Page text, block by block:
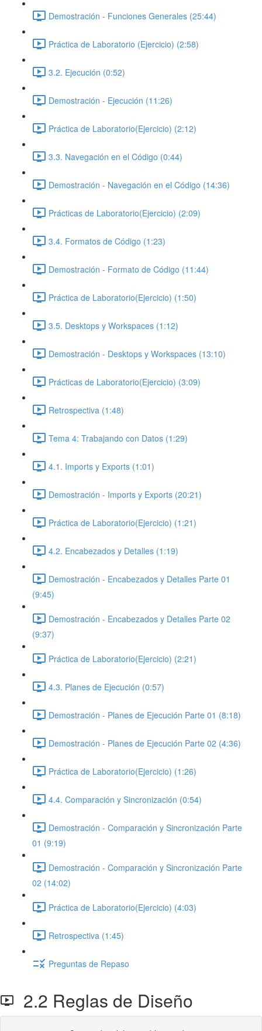
Demostración - Funciones Generales (25:44)
Práctica de Laboratorio (Ejercicio) (2:58)
3.2. Ejecución (0:52)
Demostración - Ejecución (11:26)
Práctica de Laboratorio(Ejercicio) (2:12)
3.3. Navegación en el Código (0:44)
Demostración - Navegación en el Código (14:36)
Prácticas de Laboratorio(Ejercicio) (2:09)
3.4. Formatos de Código (1:23)
Demostración - Formato de Código (11:44)
Práctica de Laboratorio(Ejercicio) (1:50)
3.5. Desktops y Workspaces (1:12)
Demostración - Desktops y Workspaces (13:10)
Prácticas de Laboratorio(Ejercicio) (3:09)
Retrospectiva (1:48)
Tema 4: Trabajando con Datos (1:29)
4.1. Imports y Exports (1:01)
Demostración - Imports y Exports (20:21)
Práctica de Laboratorio(Ejercicio) (1:21)
4.2. Encabezados y Detalles (1:19)
Demostración - Encabezados y Detalles Parte 01
(9:45)
Demostración - Encabezados y Detalles Parte 02
(9:37)
Práctica de Laboratorio(Ejercicio) (2:21)
4.3. Planes de Ejecución (0:57)
Demostración - Planes de Ejecución Parte 01 (8:18)
Demostración - Planes de Ejecución Parte 02 (4:36)
Práctica de Laboratorio(Ejercicio) (1:26)
4.4. Comparación y Sincronización (0:54)
Demostración - Comparación y Sincronización Parte
01 (9:19)
Demostración - Comparación y Sincronización Parte
02 (14:02)
Práctica de Laboratorio(Ejercicio) (4:03)
Retrospectiva (1:45)
Preguntas de Repaso
2.2 Reglas de Diseño